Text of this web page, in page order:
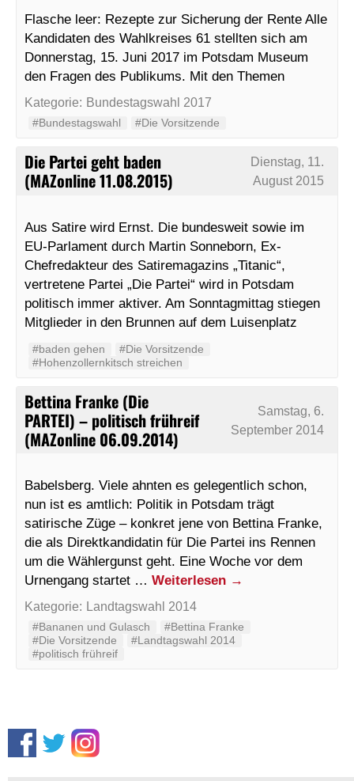
Flasche leer: Rezepte zur Sicherung der Rente Alle
Kandidaten des Wahlkreises 61 stellten sich am
Donnerstag, 15. Juni 2017 im Potsdam Museum
den Fragen des Publikums. Mit den Themen
Kategorie: Bundestagswahl 2017
#Bundestagswahl #Die Vorsitzende
Die Partei geht baden
(MAZonline 11.08.2015)
Dienstag, 11.
August 2015
Aus Satire wird Ernst. Die bundesweit sowie im
EU-Parlament durch Martin Sonneborn, Ex-
Chefredakteur des Satiremagazins „Titanic“,
vertretene Partei „Die Partei“ wird in Potsdam
politisch immer aktiver. Am Sonntagmittag stiegen
Mitglieder in den Brunnen auf dem Luisenplatz
#baden gehen
#Die Vorsitzende
#Hohenzollernkitsch streichen
Bettina Franke (Die
PARTEI) – politisch frühreif
(MAZonline 06.09.2014)
Samstag, 6.
September 2014
Babelsberg. Viele ahnten es gelegentlich schon,
nun ist es amtlich: Politik in Potsdam trägt
satirische Züge – konkret jene von Bettina Franke,
die als Direktkandidatin für Die Partei ins Rennen
um die Wählergunst geht. Eine Woche vor dem
Urnengang startet … Weiterlesen →
Kategorie: Landtagswahl 2014
#Bananen und Gulasch
#Bettina Franke
#Die Vorsitzende
#Landtagswahl 2014
#politisch frühreif